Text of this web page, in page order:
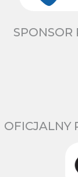
SPONSOR
OFICJALNY